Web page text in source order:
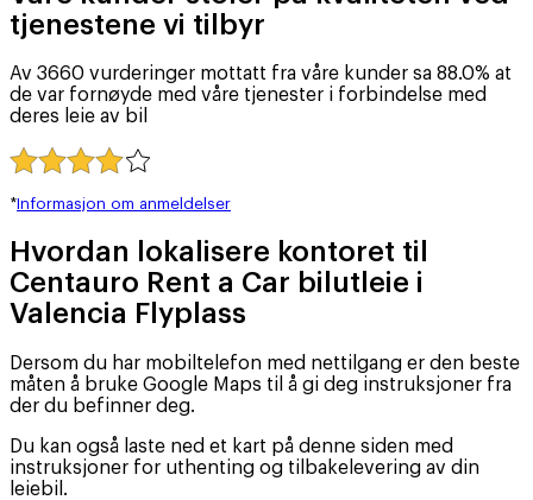
tjenestene vi tilbyr
Av 3660 vurderinger mottatt fra våre kunder sa 88.0% at
de var fornøyde med våre tjenester i forbindelse med
deres leie av bil
*Informasjon om anmeldelser
Hvordan lokalisere kontoret til
Centauro Rent a Car bilutleie i
Valencia Flyplass
Dersom du har mobiltelefon med nettilgang er den beste
måten å bruke Google Maps til å gi deg instruksjoner fra
der du befinner deg.
Du kan også laste ned et kart på denne siden med
instruksjoner for uthenting og tilbakelevering av din
leiebil.